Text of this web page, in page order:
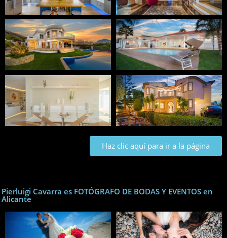
Haz clic aquí para ir a la página
Pierluigi Cavarra es FOTÓGRAFO DE BODAS Y EVENTOS en
Alicante